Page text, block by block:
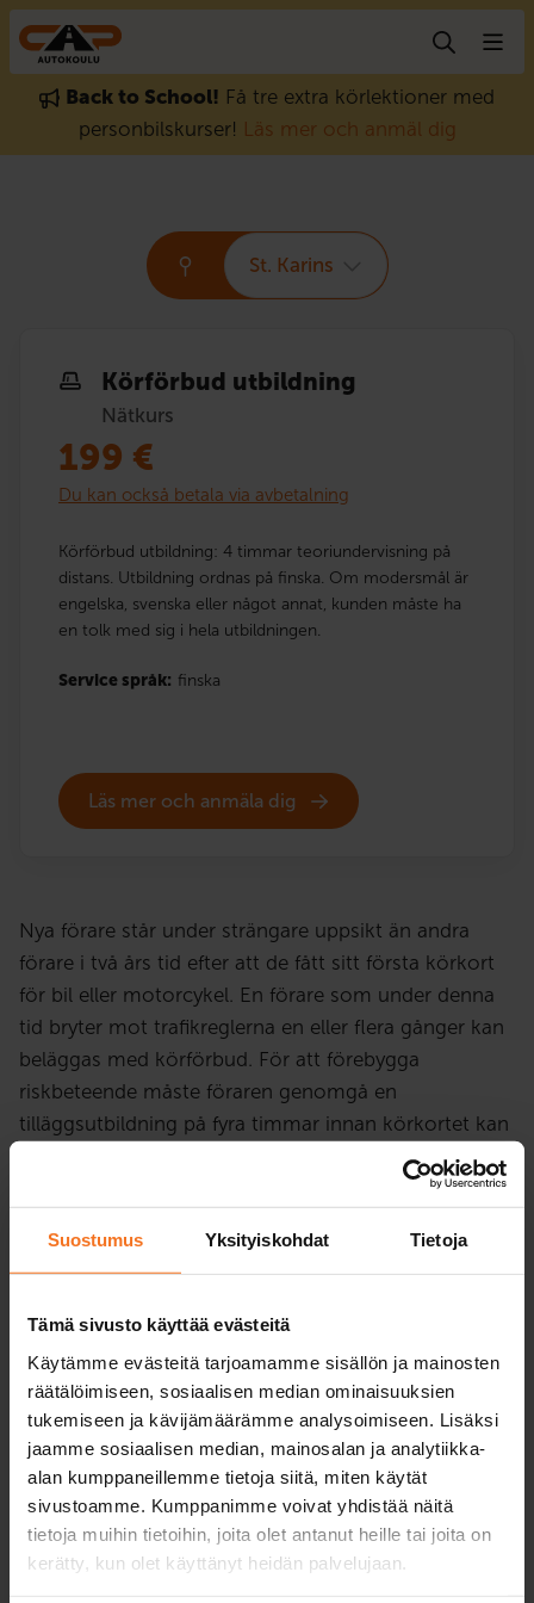
Suostumus Yksityiskohdat Tietoja
Tämä sivusto käyttää evästeitä
Käytämme evästeitä tarjoamamme sisällön ja mainosten
räätälöimiseen, sosiaalisen median ominaisuuksien
tukemiseen ja kävijämäärämme analysoimiseen. Lisäksi
jaamme sosiaalisen median, mainosalan ja analytiikka-
alan kumppaneillemme tietoja siitä, miten käytät
sivustoamme. Kumppanimme voivat yhdistää näitä
tietoja muihin tietoihin, joita olet antanut heille tai joita on
kerätty, kun olet käyttänyt heidän palvelujaan.
Gå till innehåll
Back to School! Få tre extra körlektioner med
personbilskurser! Läs mer och anmäl dig
St. Karins
Körförbud utbildning
Nätkurs
199 €
Du kan också betala via avbetalning
Körförbud utbildning: 4 timmar teoriundervisning på
distans. Utbildning ordnas på finska. Om modersmål är
engelska, svenska eller något annat, kunden måste ha
en tolk med sig i hela utbildningen.
Service språk: finska
Läs mer och anmäla dig
Nya förare står under strängare uppsikt än andra
förare i två års tid efter att de fått sitt första körkort
för bil eller motorcykel. En förare som under denna
tid bryter mot trafikreglerna en eller flera gånger kan
beläggas med körförbud. För att förebygga
riskbeteende måste föraren genomgå en
tilläggsutbildning på fyra timmar innan körkortet kan
på trafiksäkerheten. Utbildning är teoriutbildning som
omfattar individuella uppgifter och
gruppdiskussioner. Utbildningen omfattar 4 timmar
lektionerna behöves en mikrofon och webbkamera.
Kontrollera att dessa fungerar innan du ansluter dej
till skolningen. Vi rekommenderar att man ankvänder
headset.
Utbildningen kan ske under eller efter körförbudet.